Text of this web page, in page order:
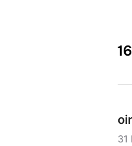
31